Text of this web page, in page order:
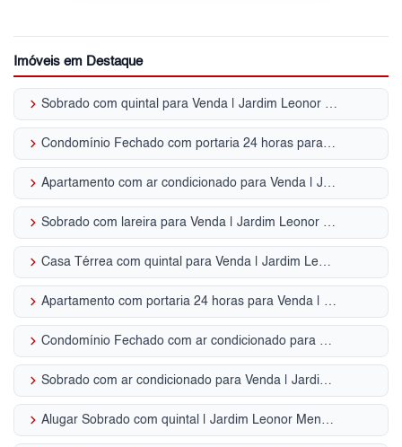
Imóveis em Destaque
keyboard_arrow_right Sobrado com quintal para Venda | Jardim Leonor Mendes de Barros
keyboard_arrow_right Condomínio Fechado com portaria 24 horas para Venda | Jardim Leonor Mendes de Barros
keyboard_arrow_right Apartamento com ar condicionado para Venda | Jardim Leonor Mendes de Barros
keyboard_arrow_right Sobrado com lareira para Venda | Jardim Leonor Mendes de Barros
keyboard_arrow_right Casa Térrea com quintal para Venda | Jardim Leonor Mendes de Barros
keyboard_arrow_right Apartamento com portaria 24 horas para Venda | Jardim Leonor Mendes de Barros
keyboard_arrow_right Condomínio Fechado com ar condicionado para Venda | Jardim Leonor Mendes de Barros
keyboard_arrow_right Sobrado com ar condicionado para Venda | Jardim Leonor Mendes de Barros
keyboard_arrow_right Alugar Sobrado com quintal | Jardim Leonor Mendes de Barros